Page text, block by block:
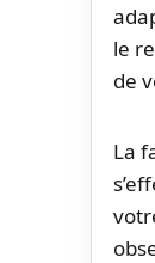
le
de
La